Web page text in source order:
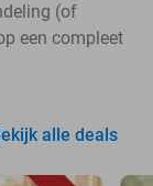
(of
een compleet
alle deals